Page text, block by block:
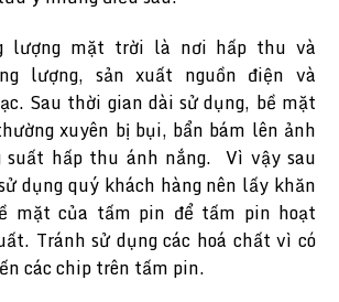
lượng mặt trời là nơi hấp thu và
lượng, sản xuất nguồn điện và
Sau thời gian dài sử dụng, bề mặt
xuyên bị bụi, bẩn bám lên ảnh
suất hấp thu ánh nắng. Vì vậy sau
dụng quý khách hàng nên lấy khăn
mặt của tấm pin để tấm pin hoạt
Tránh sử dụng các hoá chất vì có
các chip trên tấm pin.